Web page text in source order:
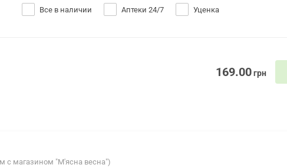
Все в наличии Аптеки 24/7 Уценка
169.00грн
с магазином "М'ясна весна")